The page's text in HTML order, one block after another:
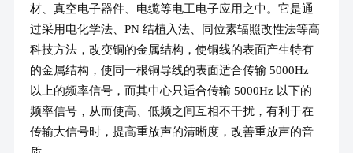
材、真空电子器件、电缆等电工电子应用之中。它是通
过采用电化学法、PN 结植入法、同位素辐照改性法等高
科技方法，改变铜的金属结构，使铜线的表面产生特有
的金属结构，使同一根铜导线的表面适合传输 5000Hz
以上的频率信号，而其中心只适合传输 5000Hz 以下的
频率信号，从而使高、低频之间互相不干扰，有利于在
传输大信号时，提高重放声的清晰度，改善重放声的音